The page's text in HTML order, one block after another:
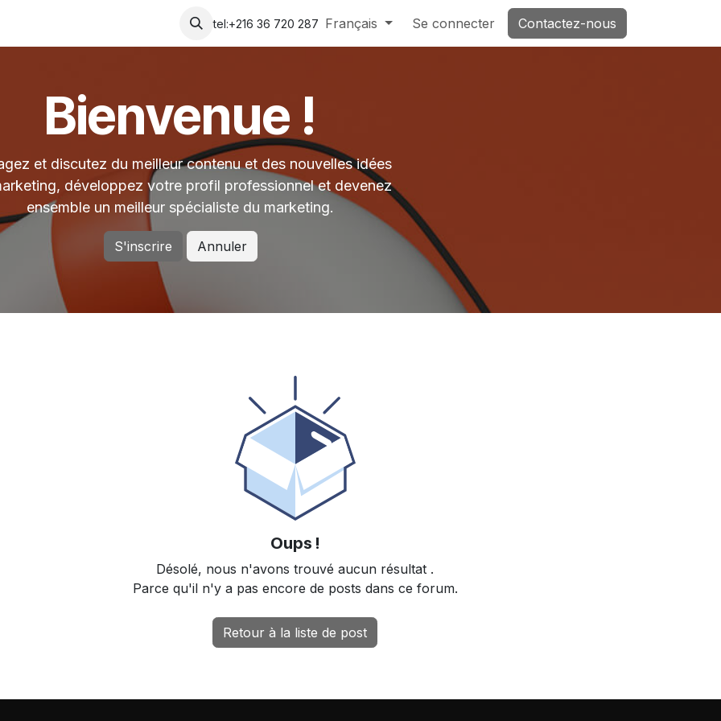
Rendez-vous
tel:+216 36 720 287 Français Se connecter Contactez-nous
Bienvenue !
et discutez du meilleur contenu et des nouvelles idées
développez votre profil professionnel et devenez
ensemble un meilleur spécialiste du marketing.
S'inscrire Annuler
Oups !
Désolé, nous n'avons trouvé aucun résultat .
Parce qu'il n'y a pas encore de posts dans ce forum.
Retour à la liste de post